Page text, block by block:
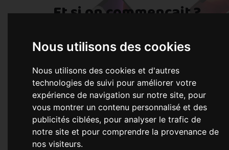
Nous utilisons des cookies
Nous utilisons des cookies et d'autres
technologies de suivi pour améliorer votre
expérience de navigation sur notre site, pour
vous montrer un contenu personnalisé et des
publicités ciblées, pour analyser le trafic de
notre site et pour comprendre la provenance de
nos visiteurs.
Et si on commençait ?
c'est parti !
Nous récupérons les meilleures
Une erreur est survenue :